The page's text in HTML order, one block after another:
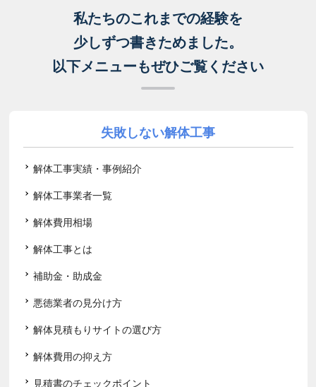
私たちのこれまでの経験を
少しずつ書きためました。
以下メニューもぜひご覧ください
失敗しない解体工事
解体工事実績・事例紹介
解体工事業者一覧
解体費用相場
解体工事とは
補助金・助成金
悪徳業者の見分け方
解体見積もりサイトの選び方
解体費用の抑え方
見積書のチェックポイント